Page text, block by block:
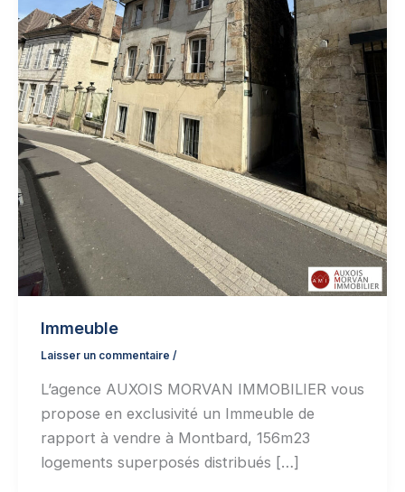
Immeuble
Laisser un commentaire /
L’agence AUXOIS MORVAN IMMOBILIER vous
propose en exclusivité un Immeuble de
rapport à vendre à Montbard, 156m23
logements superposés distribués […]